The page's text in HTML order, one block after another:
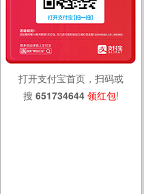
打开支付宝首页，扫码或
搜 651734644 领红包!